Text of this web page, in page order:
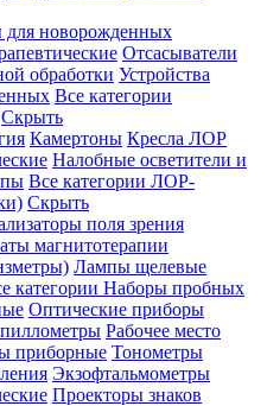
для новорожденных
Отсасыватели
обработки Устройства
Все категории
Скрыть
Камертоны Кресла ЛОР
Налобные осветители и
Все категории ЛОР-
Скрыть
поля зрения
магнитотерапии
Лампы щелевые
категории Наборы пробных
Оптические приборы
Рабочее место
приборные Тонометры
Экзофтальмометры
Проекторы знаков